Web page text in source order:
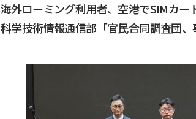
海外ローミング利用者、空港でSIMカー
科学技術情報通信部「官民合同調査団、